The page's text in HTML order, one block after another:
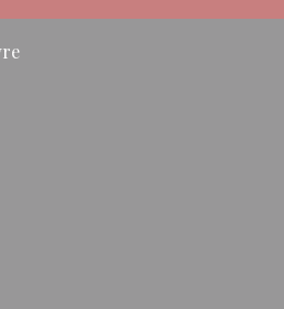
((ouvre une nouvelle fenêtre))